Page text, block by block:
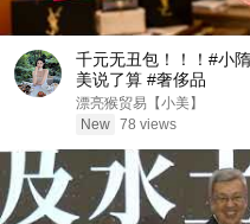
千元无丑包！！！#小
美说了算 #奢侈品
漂亮猴贸易【小美】
New 78 views